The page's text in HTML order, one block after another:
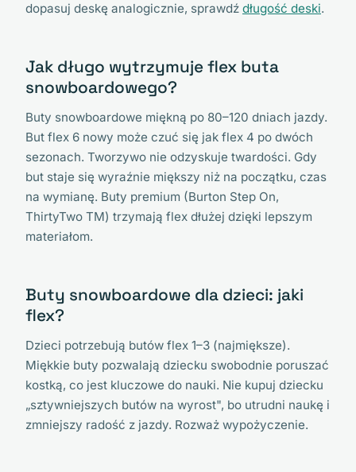
dopasuj deskę analogicznie, sprawdź długość deski.
Jak długo wytrzymuje flex buta
snowboardowego?
Buty snowboardowe miękną po 80–120 dniach jazdy.
But flex 6 nowy może czuć się jak flex 4 po dwóch
sezonach. Tworzywo nie odzyskuje twardości. Gdy
but staje się wyraźnie miększy niż na początku, czas
na wymianę. Buty premium (Burton Step On,
ThirtyTwo TM) trzymają flex dłużej dzięki lepszym
materiałom.
Buty snowboardowe dla dzieci: jaki
flex?
Dzieci potrzebują butów flex 1–3 (najmiększe).
Miękkie buty pozwalają dziecku swobodnie poruszać
kostką, co jest kluczowe do nauki. Nie kupuj dziecku
„sztywniejszych butów na wyrost", bo utrudni naukę i
zmniejszy radość z jazdy. Rozważ wypożyczenie.